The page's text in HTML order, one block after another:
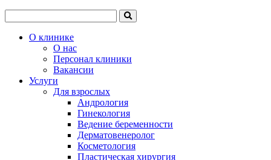
О клинике
О нас
Персонал клиники
Вакансии
Услуги
Для взрослых
Андрология
Гинекология
Ведение беременности
Дерматовенеролог
Косметология
Пластическая хирургия